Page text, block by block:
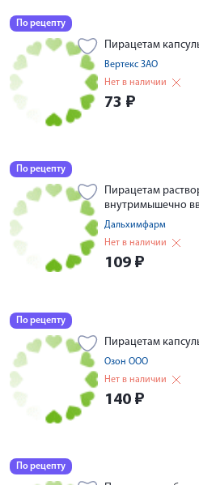
По рецепту
Пирацетам
Вертекс ЗАО
Нет в наличии
73 ₽
По рецепту
Пирацетам
внутримышечно
Дальхимфарм
Нет в наличии
109 ₽
По рецепту
Пирацетам
Озон ООО
Нет в наличии
140 ₽
По рецепту